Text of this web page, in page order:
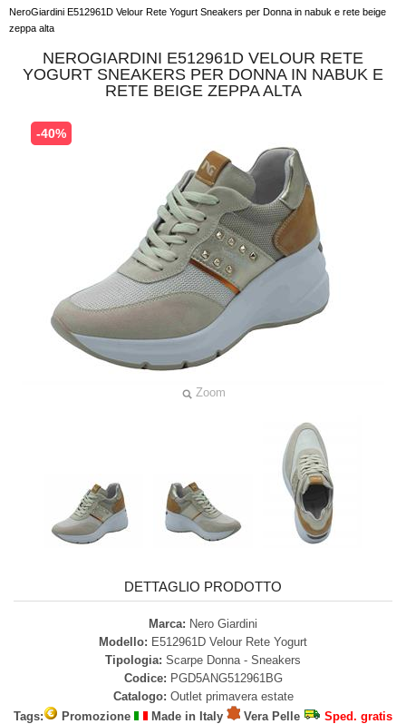
NeroGiardini E512961D Velour Rete Yogurt Sneakers per Donna in nabuk e rete beige
zeppa alta
NEROGIARDINI E512961D VELOUR RETE
YOGURT SNEAKERS PER DONNA IN NABUK E
RETE BEIGE ZEPPA ALTA
Zoom
-40%
DETTAGLIO PRODOTTO
Marca: Nero Giardini
Modello: E512961D Velour Rete Yogurt
Tipologia: Scarpe Donna - Sneakers
Codice: PGD5ANG512961BG
Catalogo: Outlet primavera estate
Tags:
Promozione Made in Italy Vera Pelle Sped. gratis